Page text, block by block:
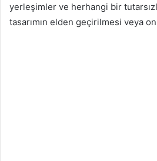
yerleşimler ve herhangi bir
tasarımın elden geçirilmesi veya